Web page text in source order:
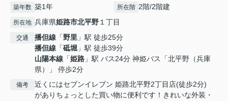
築年数 築1年 所在階 2階/2階建
所在地 兵庫県姫路市北平野１丁目
交通 播但線 「野里 」駅 徒歩25分
播但線 「砥堀 」駅 徒歩39分
山陽本線 「姫路 」駅 バス24分 神姫バス「北平野（兵庫
県）」 停歩2分
備考
近くにはセブンイレブン 姫路北平野2丁目店(徒歩2分)
がありちょっとした買い物に便利です！きれいな外装・